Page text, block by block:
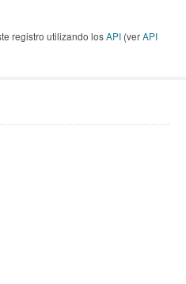
registro utilizando losAPI (verAPI